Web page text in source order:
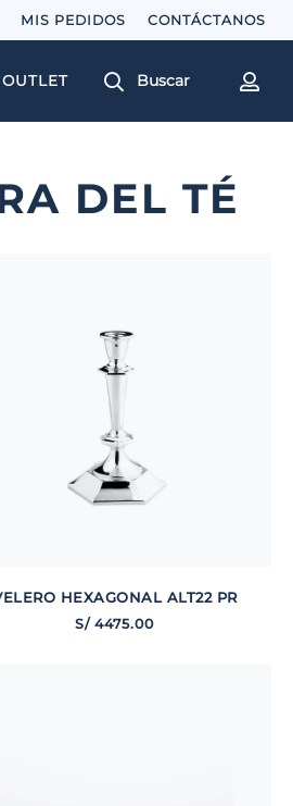
MIS PEDIDOS
OUTLET Buscar
DEL TÉ
HEXAGONAL ALT22 PR
S/ 4475.00